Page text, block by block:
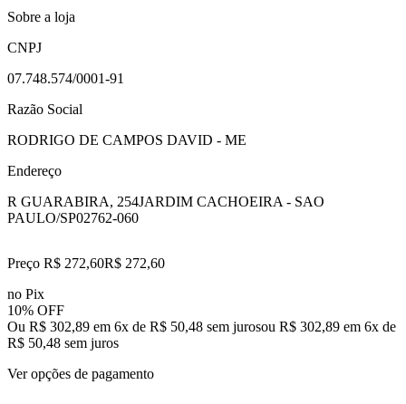
Sobre a loja
CNPJ
07.748.574/0001-91
Razão Social
RODRIGO DE CAMPOS DAVID - ME
Endereço
R GUARABIRA, 254JARDIM CACHOEIRA - SAO
PAULO/SP02762-060
Preço R$ 272,60R$ 272,60
no Pix
10% OFF
Ou R$ 302,89 em 6x de R$ 50,48 sem jurosou R$ 302,89 em 6x de
R$ 50,48 sem juros
Ver opções de pagamento